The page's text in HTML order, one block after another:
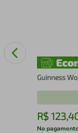
Guinness
R$ 123,
No